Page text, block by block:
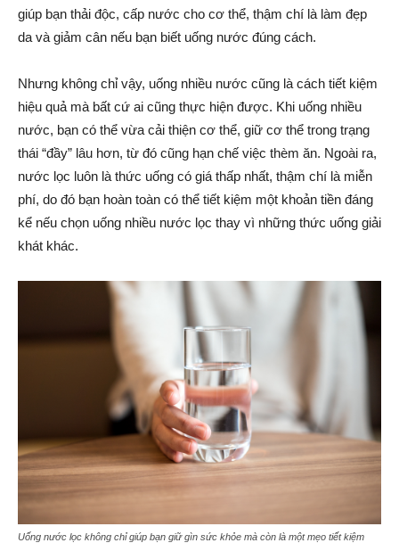
giúp bạn thải độc, cấp nước cho cơ thể, thậm chí là làm đẹp
da và giảm cân nếu bạn biết uống nước đúng cách.
Nhưng không chỉ vậy, uống nhiều nước cũng là cách tiết kiệm
hiệu quả mà bất cứ ai cũng thực hiện được. Khi uống nhiều
nước, bạn có thể vừa cải thiện cơ thể, giữ cơ thể trong trạng
thái “đầy” lâu hơn, từ đó cũng hạn chế việc thèm ăn. Ngoài ra,
nước lọc luôn là thức uống có giá thấp nhất, thậm chí là miễn
phí, do đó bạn hoàn toàn có thể tiết kiệm một khoản tiền đáng
kể nếu chọn uống nhiều nước lọc thay vì những thức uống giải
khát khác.
Uống nước lọc không chỉ giúp bạn giữ gìn sức khỏe mà còn là một mẹo tiết kiệm